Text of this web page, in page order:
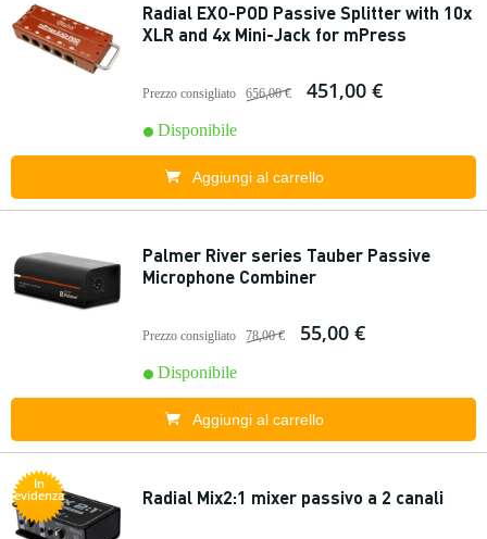
Radial EXO-POD Passive Splitter with 10x
XLR and 4x Mini-Jack for mPress
Prezzo consigliato 656,00 € 451,00 €
Disponibile
Aggiungi al carrello
Palmer River series Tauber Passive
Microphone Combiner
Prezzo consigliato 78,00 € 55,00 €
Disponibile
Aggiungi al carrello
In
evidenza Radial Mix2:1 mixer passivo a 2 canali